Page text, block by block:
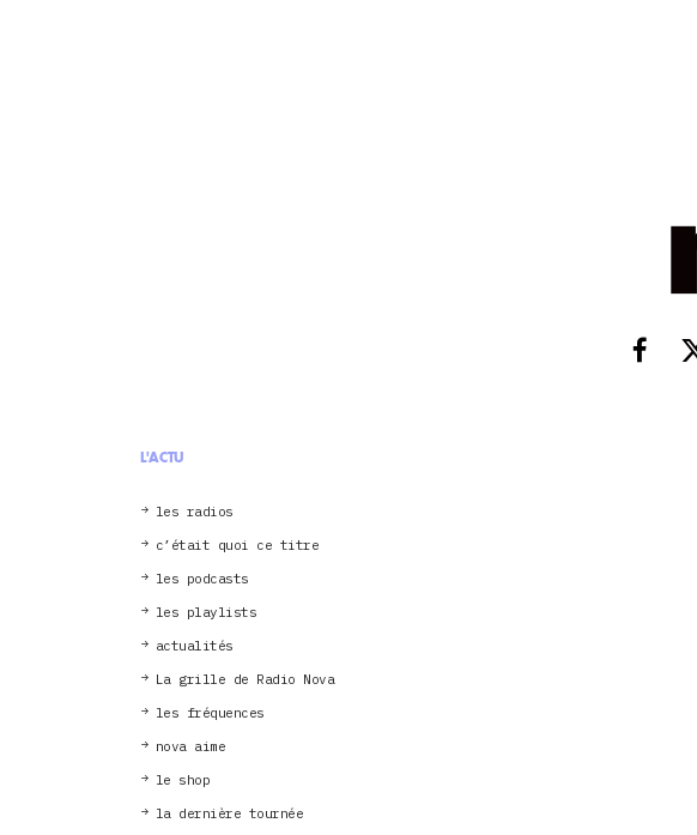
L'ACTU
les radios
c’était quoi ce titre
les podcasts
les playlists
actualités
La grille de Radio Nova
les fréquences
nova aime
le shop
la dernière tournée